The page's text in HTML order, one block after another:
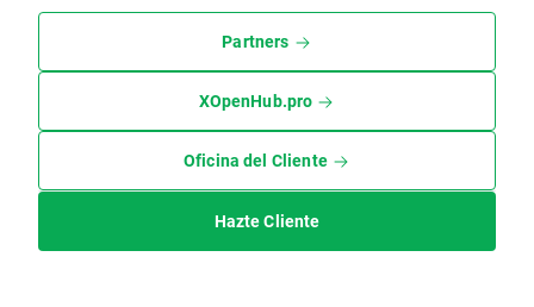
Partners
XOpenHub.pro
Oficina del Cliente
Hazte Cliente